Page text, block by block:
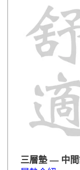
三層墊 — 中